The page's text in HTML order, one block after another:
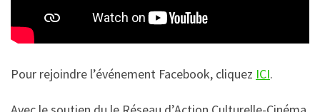
Pour rejoindre l’événement Facebook, cliquez ICI.